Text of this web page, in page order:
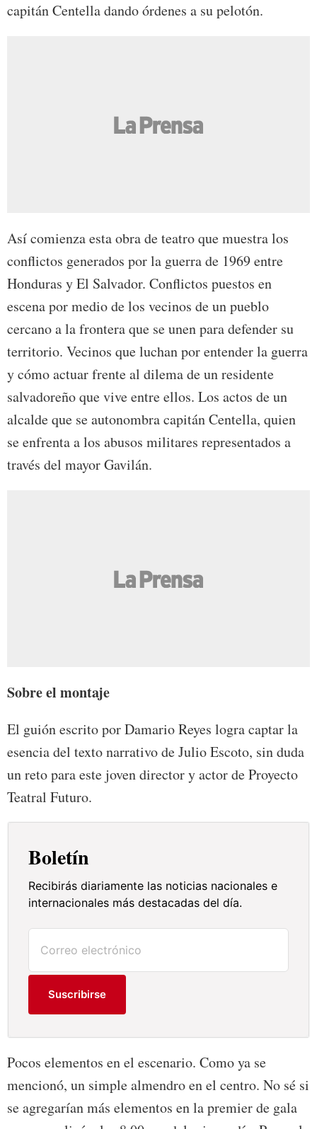
capitán Centella dando órdenes a su pelotón.
Así comienza esta obra de teatro que muestra los
conflictos generados por la guerra de 1969 entre
Honduras y El Salvador. Conflictos puestos en
escena por medio de los vecinos de un pueblo
cercano a la frontera que se unen para defender su
territorio. Vecinos que luchan por entender la guerra
y cómo actuar frente al dilema de un residente
salvadoreño que vive entre ellos. Los actos de un
alcalde que se autonombra capitán Centella, quien
se enfrenta a los abusos militares representados a
través del mayor Gavilán.
Sobre el montaje
El guión escrito por Damario Reyes logra captar la
esencia del texto narrativo de Julio Escoto, sin duda
un reto para este joven director y actor de Proyecto
Teatral Futuro.
Boletín
Recibirás diariamente las noticias nacionales e
internacionales más destacadas del día.
Suscribirse
Pocos elementos en el escenario. Como ya se
mencionó, un simple almendro en el centro. No sé si
se agregarían más elementos en la premier de gala